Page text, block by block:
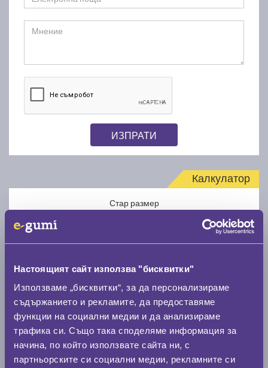
Настоящият сайт използва "бисквитки"
Използваме „бисквитки“, за да персонализираме
съдържанието и рекламите, да предоставяме
функции на социални медии и да анализираме
трафика си. Също така споделяме информация за
начина, по който използвате сайта ни, с
партньорските си социални медии, рекламните си
ИЗПРАТИ
Калкулатор
Стар размер
Нов размер